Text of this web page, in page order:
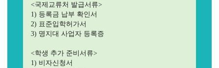
<국제교류처 발급서류>
1) 등록금 납부 확인서
2) 표준입학허가서
3) 명지대 사업자 등록증
<학생 추가 준비서류>
1) 비자신청서